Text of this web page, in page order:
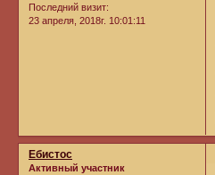
Последний визит:
23 апреля, 2018г. 10:01:11
Ебистос
Активный участник